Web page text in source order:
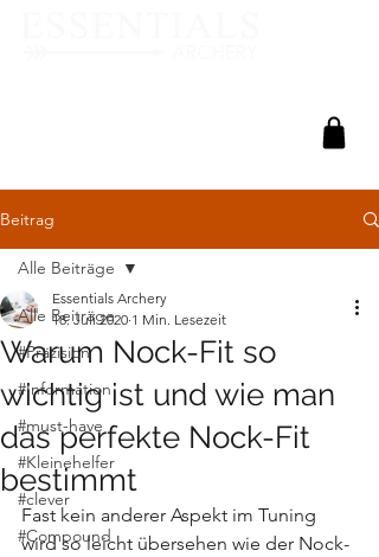
Beitrag
Alle Beiträge
#Präzision
#Information
#must-have
#Kleinehelfer
#clever
#Compound
Alle Beiträge
Warum Nock-Fit so
wichtig ist und wie man
das perfekte Nock-Fit
bestimmt
Essentials Archery
18. Juli 2020 1 Min. Lesezeit
Fast kein anderer Aspekt im Tuning
wird so leicht übersehen wie der Nock-